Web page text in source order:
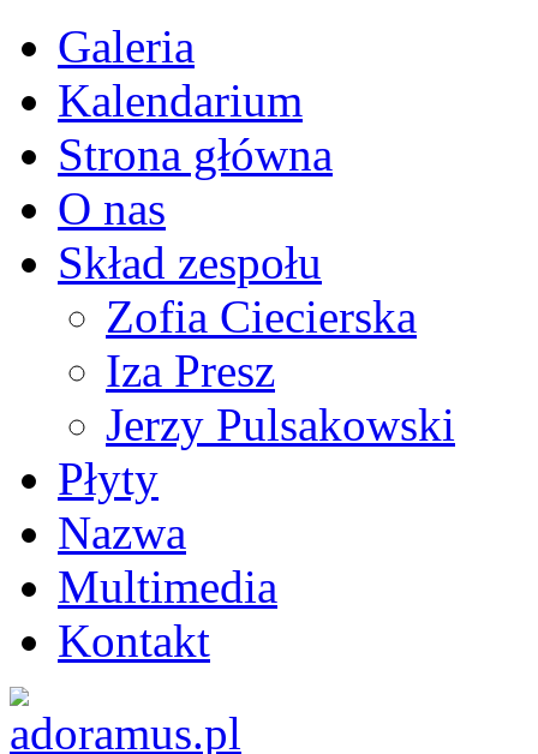
Galeria
Kalendarium
Strona główna
O nas
Skład zespołu
Zofia Ciecierska
Iza Presz
Jerzy Pulsakowski
Płyty
Nazwa
Multimedia
Kontakt